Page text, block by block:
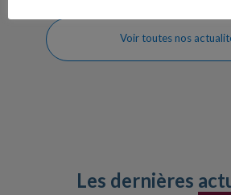
Voir toutes nos
Les dernières